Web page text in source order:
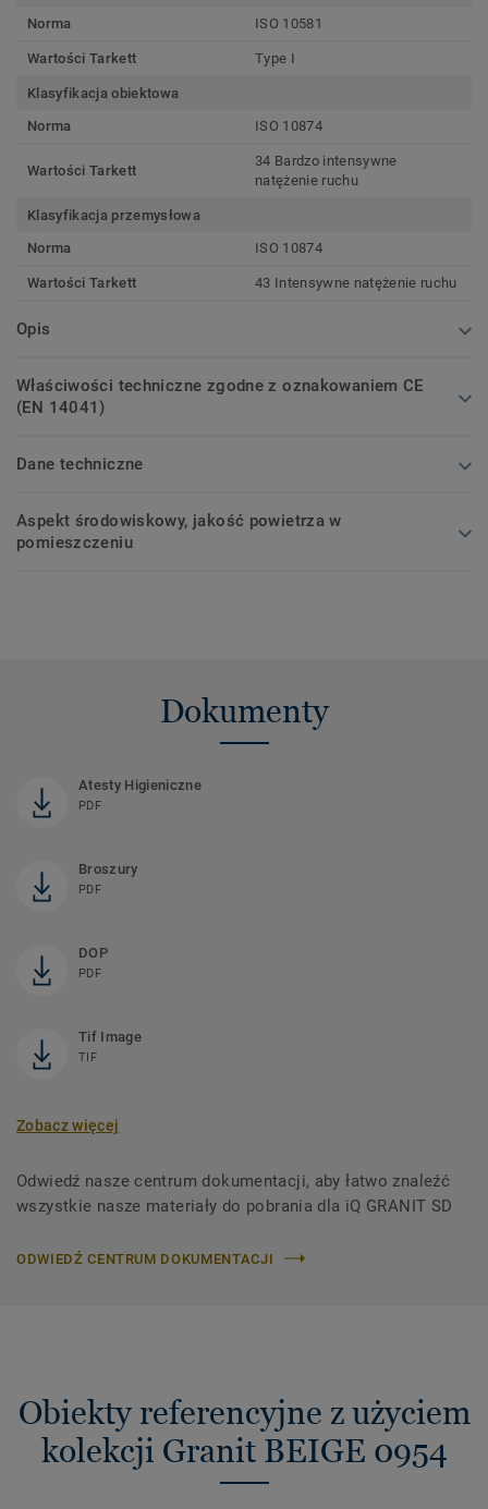
Norma ISO 10581
Wartości Tarkett Type I
Klasyfikacja obiektowa
Norma
ISO 10874
Wartości Tarkett
34 Bardzo intensywne
natężenie ruchu
Klasyfikacja przemysłowa
Norma
ISO 10874
Wartości Tarkett 43 Intensywne natężenie ruchu
Opis
Właściwości techniczne zgodne z oznakowaniem CE
(EN 14041)
Dane techniczne
Aspekt środowiskowy, jakość powietrza w
pomieszczeniu
Dokumenty
Atesty Higieniczne
PDF
Broszury
PDF
DOP
PDF
Tif Image
TIF
Zobacz więcej
Odwiedź nasze centrum dokumentacji, aby łatwo znaleźć
wszystkie nasze materiały do ​​pobrania dla iQ GRANIT SD
ODWIEDŹ CENTRUM DOKUMENTACJI
Obiekty referencyjne z użyciem
kolekcji Granit BEIGE 0954